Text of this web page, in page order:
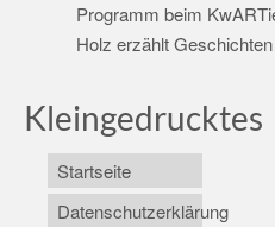
Programm beim
Holz erzählt Geschichten
Kleingedrucktes
Startseite
Datenschutzerklärung